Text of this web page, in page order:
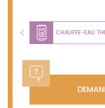
CHAUFFE-EAU
Previous